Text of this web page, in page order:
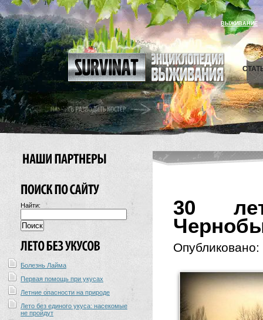
ВЫЖИВАНИЕ
Найти:
Болезнь Лайма
Первая помощь при укусах
Летние опасности на природе
Лето без единого укуса: насекомые
не пройдут
30
Опубликовано: